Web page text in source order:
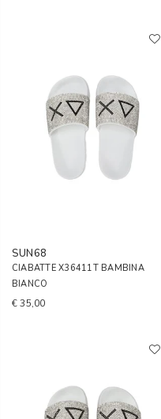
SUN68
CIABATTE X36411T BAMBINA
BIANCO
€ 35,00